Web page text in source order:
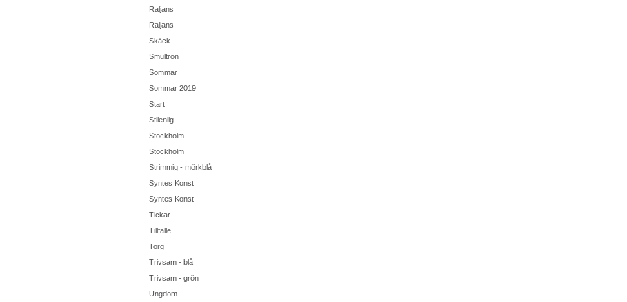
Raljans
Raljans
Skäck
Smultron
Sommar
Sommar 2019
Start
Stilenlig
Stockholm
Stockholm
Strimmig - mörkblå
Syntes Konst
Syntes Konst
Tickar
Tillfälle
Torg
Trivsam - blå
Trivsam - grön
Ungdom